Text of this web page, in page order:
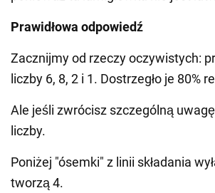
Prawidłowa odpowiedź
Zacznijmy od rzeczy oczywistych:
liczby 6, 8, 2 i 1. Dostrzegło je 80%
Ale jeśli zwrócisz szczególną
liczby.
Poniżej "ósemki" z linii składania
tworzą 4.